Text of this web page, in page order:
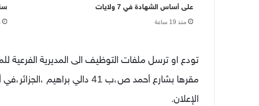
على أساس الشهادة في 7 ولايات
منذ 19 ساعة
سنة 2026
تودع او ترسل ملفات التوظيف الى المديرية الفرعية
الإعلان.